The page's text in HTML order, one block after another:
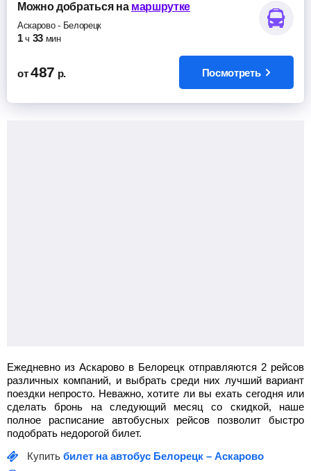
Можно добратьсяна маршрутке
Аскарово- Белорецк
1 ч 33 мин
от 487 р. Посмотреть
Ежедневно из Аскарово в Белорецк отправляются 2 рейсов
различных компаний, и выбрать среди них лучший вариант
поездки непросто. Неважно, хотите ли вы ехать сегодня или
сделать бронь на следующий месяц со скидкой, наше
полное расписание автобусных рейсов позволит быстро
подобрать недорогой билет.
Купить билет на автобус Белорецк – Аскарово